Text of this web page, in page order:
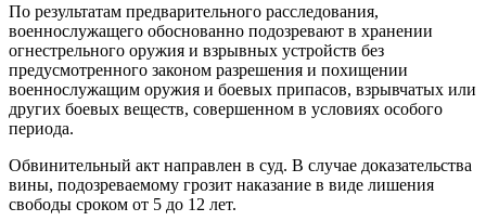
По результатам предварительного расследования,
военнослужащего обоснованно подозревают в хранении
огнестрельного оружия и взрывных устройств без
предусмотренного законом разрешения и похищении
военнослужащим оружия и боевых припасов, взрывчатых или
других боевых веществ, совершенном в условиях особого
периода.
Обвинительный акт направлен в суд. В случае доказательства
вины, подозреваемому грозит наказание в виде лишения
свободы сроком от 5 до 12 лет.